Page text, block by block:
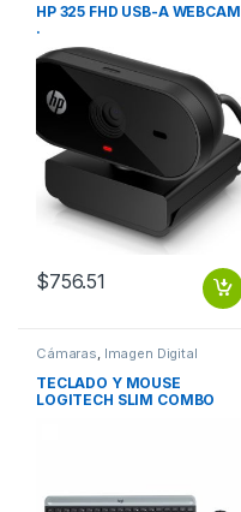
HP 325 FHD USB-A WEBCAM
.
$756.51
Cámaras, Imagen Digital
TECLADO Y MOUSE
LOGITECH SLIM COMBO